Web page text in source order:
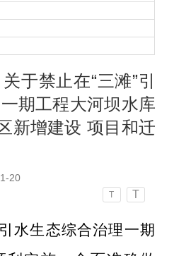
于禁止在“三滩”引
期工程大河坝水库
新增建设 项目和迁
20
T T
引水生态综合治理一期